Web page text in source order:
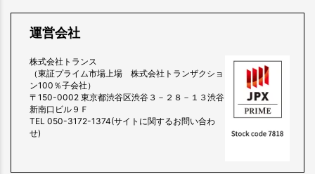
運営会社
株式会社トランス
（東証プライム市場上場 株式会社トランザクショ
ン100％子会社）
〒150-0002 東京都渋谷区渋谷３－２８－１３渋谷
新南口ビル９Ｆ
TEL 050-3172-1374(サイトに関するお問い合わ
せ)